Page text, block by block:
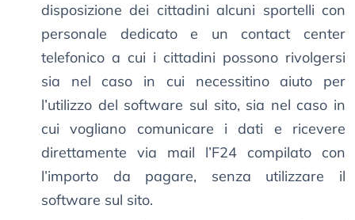
disposizione dei cittadini alcuni sportelli con
personale dedicato e un contact center
telefonico a cui i cittadini possono rivolgersi
sia nel caso in cui necessitino aiuto per
l’utilizzo del software sul sito, sia nel caso in
cui vogliano comunicare i dati e ricevere
direttamente via mail l’F24 compilato con
l’importo da pagare, senza utilizzare il
software sul sito.